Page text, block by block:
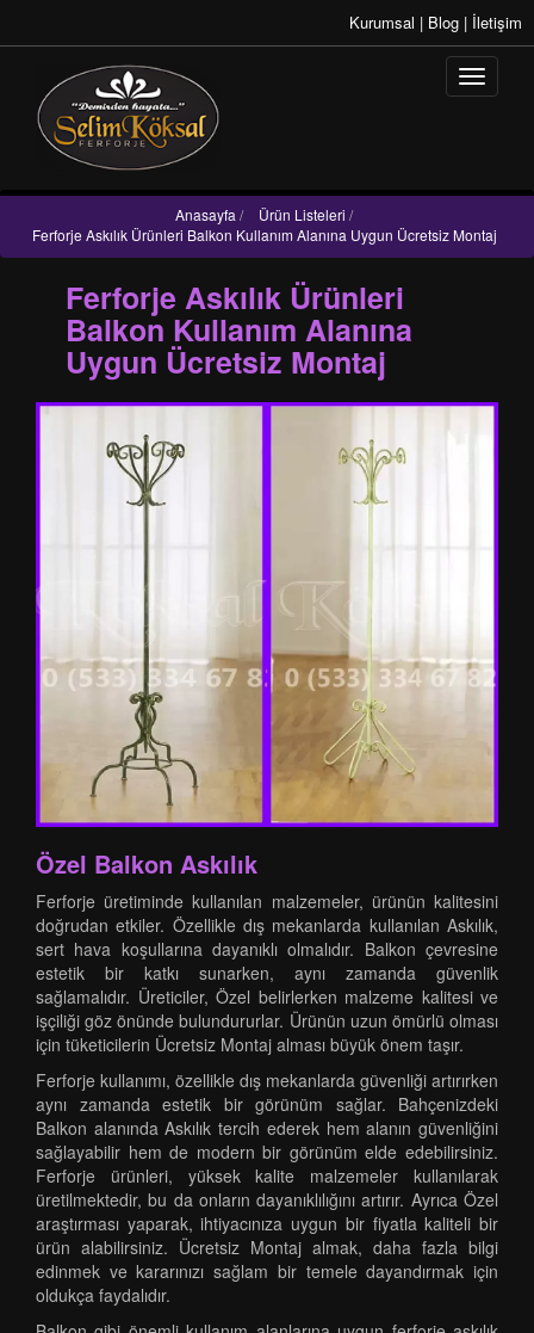
Kurumsal | Blog | İletişim
Anasayfa / Ürün Listeleri /
Ferforje Askılık Ürünleri Balkon Kullanım Alanına Uygun Ücretsiz Montaj
Ferforje Askılık Ürünleri
Balkon Kullanım Alanına
Uygun Ücretsiz Montaj
Özel Balkon Askılık
Ferforje üretiminde kullanılan malzemeler, ürünün kalitesini
doğrudan etkiler. Özellikle dış mekanlarda kullanılan Askılık,
sert hava koşullarına dayanıklı olmalıdır. Balkon çevresine
estetik bir katkı sunarken, aynı zamanda güvenlik
sağlamalıdır. Üreticiler, Özel belirlerken malzeme kalitesi ve
işçiliği göz önünde bulundururlar. Ürünün uzun ömürlü olması
için tüketicilerin Ücretsiz Montaj alması büyük önem taşır.
Ferforje kullanımı, özellikle dış mekanlarda güvenliği artırırken
aynı zamanda estetik bir görünüm sağlar. Bahçenizdeki
Balkon alanında Askılık tercih ederek hem alanın güvenliğini
sağlayabilir hem de modern bir görünüm elde edebilirsiniz.
Ferforje ürünleri, yüksek kalite malzemeler kullanılarak
üretilmektedir, bu da onların dayanıklılığını artırır. Ayrıca Özel
araştırması yaparak, ihtiyacınıza uygun bir fiyatla kaliteli bir
ürün alabilirsiniz. Ücretsiz Montaj almak, daha fazla bilgi
edinmek ve kararınızı sağlam bir temele dayandırmak için
oldukça faydalıdır.